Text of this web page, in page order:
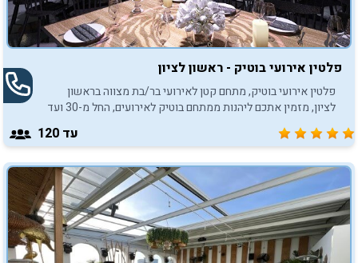
פלטין אירועי בוטיק - ראשון לציון
פלטין אירועי בוטיק, מתחם קטן לאירועי בר/בת מצווה בראשון
לציון, מזמין אתכם ליהנות ממתחם בוטיק לאירועים, החל מ-30 ועד
100 משתתפים.
עד 120